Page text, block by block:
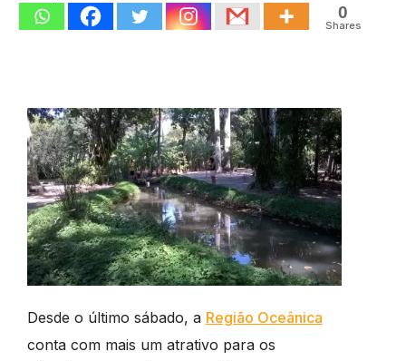
0
Shares
Desde o último sábado, a Região Oceânica
conta com mais um atrativo para os